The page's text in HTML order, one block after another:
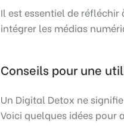
Il est essentiel de
intégrer les médias
Conseils pour une
Un Digital Detox ne
Voici quelques idées pour